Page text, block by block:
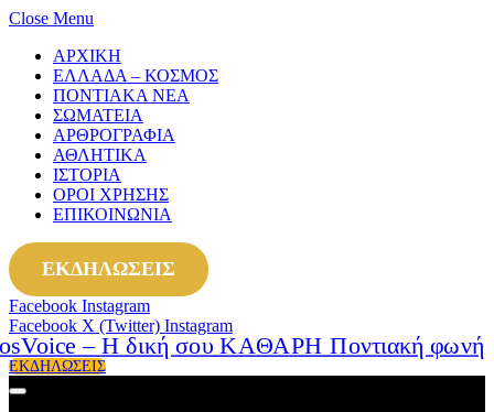
Close Menu
ΑΡΧΙΚΗ
ΕΛΛΑΔΑ – ΚΟΣΜΟΣ
ΠΟΝΤΙΑΚΑ ΝΕΑ
ΣΩΜΑΤΕΙΑ
ΑΡΘΡΟΓΡΑΦΙΑ
ΑΘΛΗΤΙΚΑ
ΙΣΤΟΡΙΑ
ΟΡΟΙ ΧΡΗΣΗΣ
ΕΠΙΚΟΙΝΩΝΙΑ
ΕΚΔΗΛΩΣΕΙΣ
Facebook Instagram
Facebook X (Twitter) Instagram
ΕΚΔΗΛΩΣΕΙΣ